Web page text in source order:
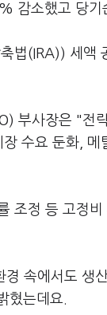
감소했고 당
법(IRA)) 세
부사장은 "전
수요 둔화,
조정 등 고정
경 속에서도
혔는데요.